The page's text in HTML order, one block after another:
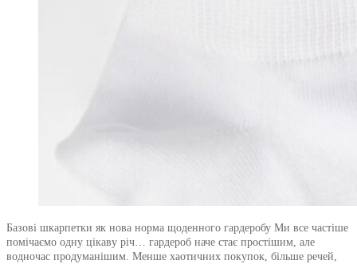
Базові шкарпетки як нова норма щоденного гардеробу Ми все частіше
помічаємо одну цікаву річ… гардероб наче стає простішим, але
водночас продуманішим. Менше хаотичних покупок, більше речей,